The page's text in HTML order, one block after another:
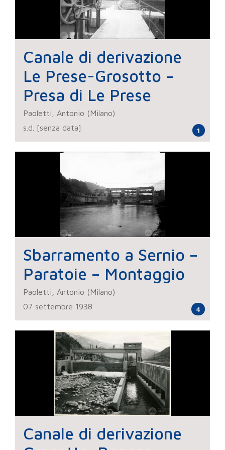
Canale di derivazione
Le Prese-Grosotto –
Presa di Le Prese
Paoletti, Antonio (Milano)
s.d. [senza data]
1
Sbarramento a Sernio –
Paratoie – Montaggio
Paoletti, Antonio (Milano)
07 settembre 1938
4
Canale di derivazione